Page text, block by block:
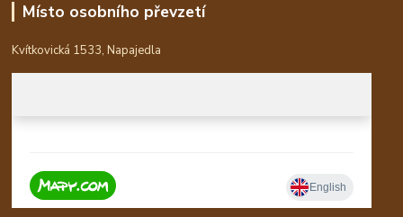
Místo osobního převzetí
Kvítkovická 1533, Napajedla